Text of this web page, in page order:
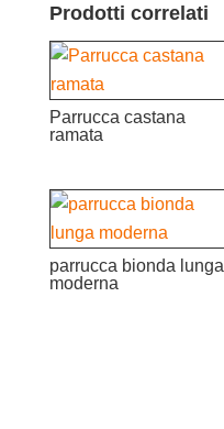
Prodotti correlati
Parrucca castana
ramata
parrucca bionda lunga
moderna